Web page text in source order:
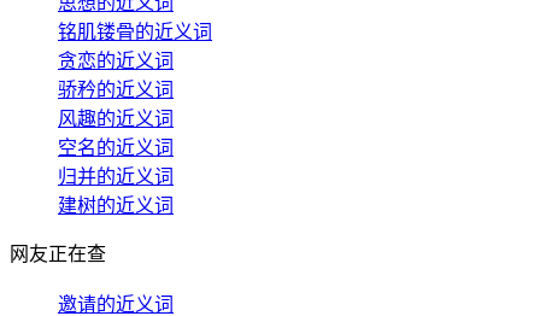
铭肌镂骨的近义词
贪恋的近义词
骄矜的近义词
风趣的近义词
空名的近义词
归并的近义词
建树的近义词
网友正在查
邀请的近义词